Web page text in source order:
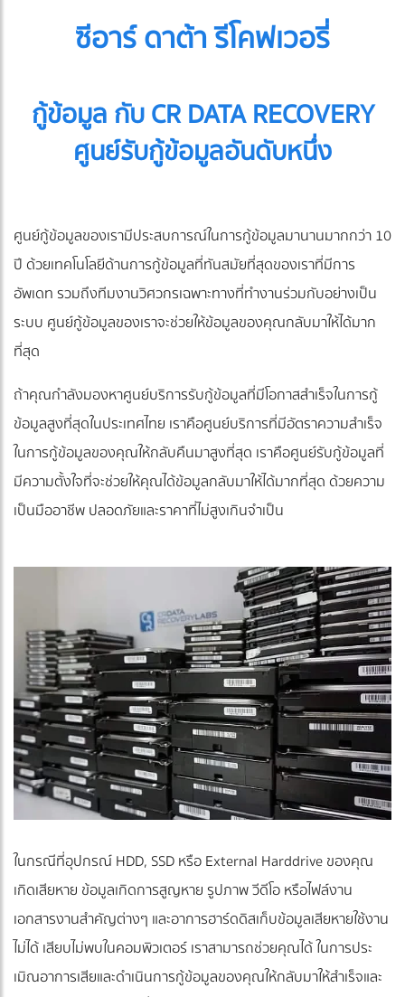
ซีอาร์ ดาต้า รีโคฟเวอรี่
กู้ข้อมูล กับ CR DATA RECOVERY
ศูนย์รับกู้ข้อมูลอันดับหนึ่ง
ศูนย์กู้ข้อมูลของเรามีประสบการณ์ในการกู้ข้อมูลมานานมากกว่า 10
ปี ด้วยเทคโนโลยีด้านการกู้ข้อมูลที่ทันสมัยที่สุดของเราที่มีการ
อัพเดท รวมถึงทีมงานวิศวกรเฉพาะทางที่ทำงานร่วมกับอย่างเป็น
ระบบ ศูนย์กู้ข้อมูลของเราจะช่วยให้ข้อมูลของคุณกลับมาให้ได้มาก
ที่สุด
ถ้าคุณกำลังมองหาศูนย์บริการรับกู้ข้อมูลที่มีโอกาสสำเร็จในการกู้
ข้อมูลสูงที่สุดในประเทศไทย เราคือศูนย์บริการที่มีอัตราความสำเร็จ
ในการกู้ข้อมูลของคุณให้กลับคืนมาสูงที่สุด เราคือศูนย์รับกู้ข้อมูลที่
มีความตั้งใจที่จะช่วยให้คุณได้ข้อมูลกลับมาให้ได้มากที่สุด ด้วยความ
เป็นมืออาชีพ ปลอดภัยและราคาที่ไม่สูงเกินจำเป็น
ในกรณีที่อุปกรณ์ HDD, SSD หรือ External Harddrive ของคุณ
เกิดเสียหาย ข้อมูลเกิดการสูญหาย รูปภาพ วีดีโอ หรือไฟล์งาน
เอกสารงานสำคัญต่างๆ และอาการฮาร์ดดิสเก็บข้อมูลเสียหายใช้งาน
ไม่ได้ เสียบไม่พบในคอมพิวเตอร์ เราสามารถช่วยคุณได้ ในการประ
เมิณอาการเสียและดำเนินการกู้ข้อมูลของคุณให้กลับมาให้สำเร็จและ